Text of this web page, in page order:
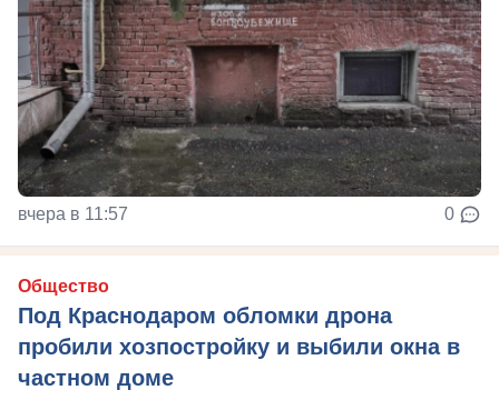
вчера в 11:57 0
Общество
Под Краснодаром обломки дрона
пробили хозпостройку и выбили окна в
частном доме